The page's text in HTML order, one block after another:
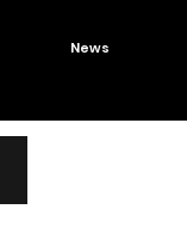
News